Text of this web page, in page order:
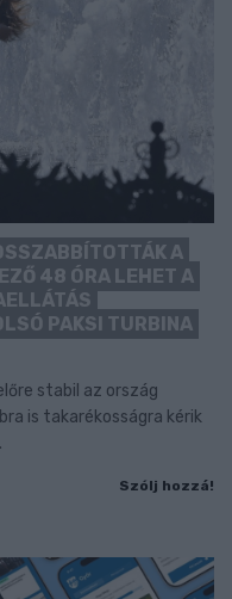
A
48 ÓRA LEHET A
PAKSI TURBINA
stabil az ország
is takarékosságra kérik
Szólj hozzá!